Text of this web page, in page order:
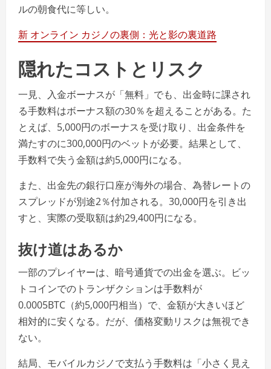
ルの朝食代に等しい。
新 オンライン カジノの裏側：光と影の裏道路
隠れたコストとリスク
一見、入金ボーナスが「無料」でも、出金時に課され
る手数料はボーナス額の30％を超えることがある。た
とえば、5,000円のボーナスを受け取り、出金条件を
満たすのに300,000円のベットが必要。結果として、
手数料で失う金額は約5,000円になる。
また、出金先の銀行口座が海外の場合、為替レートの
スプレッドが別途2％付加される。30,000円を引き出
すと、実際の受取額は約29,400円になる。
抜け道はあるか
一部のプレイヤーは、暗号通貨での出金を選ぶ。ビッ
トコインでのトランザクションは手数料が
0.0005BTC（約5,000円相当）で、金額が大きいほど
相対的に安くなる。だが、価格変動リスクは無視でき
ない。
結局、モバイルカジノで支払う手数料は「小さく見え